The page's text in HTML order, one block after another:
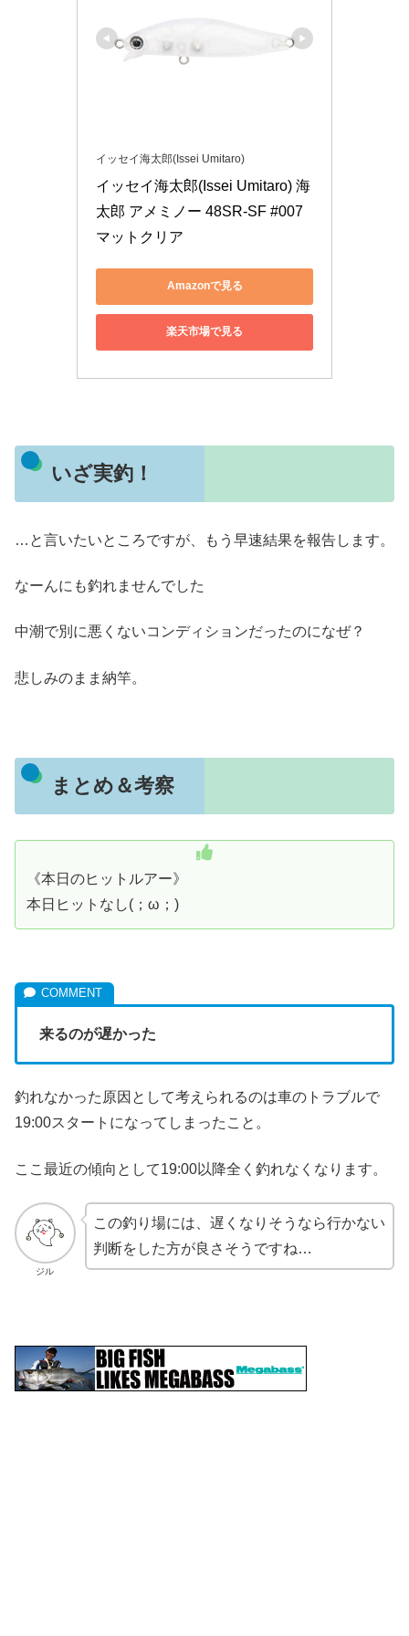
イッセイ海太郎(Issei Umitaro)
イッセイ海太郎(Issei Umitaro) 海
太郎 アメミノー 48SR-SF #007
マットクリア
Amazonで見る
楽天市場で見る
いざ実釣！
…と言いたいところですが、もう早速結果を報告します。
なーんにも釣れませんでした
中潮で別に悪くないコンディションだったのになぜ？
悲しみのまま納竿。
まとめ＆考察
《本日のヒットルアー》
本日ヒットなし(；ω；)
来るのが遅かった
釣れなかった原因として考えられるのは車のトラブルで
19:00スタートになってしまったこと。
ここ最近の傾向として19:00以降全く釣れなくなります。
ジル
この釣り場には、遅くなりそうなら行かない
判断をした方が良さそうですね…